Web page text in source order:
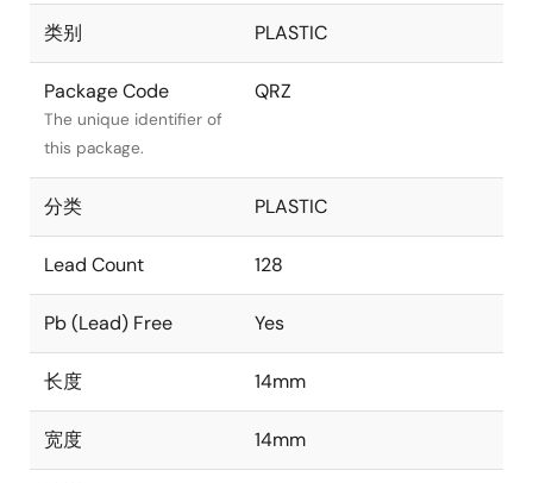
类别 PLASTIC
Package Code
The unique identifier of
this package.
QRZ
分类 PLASTIC
Lead Count 128
Pb (Lead) Free Yes
长度 14mm
宽度 14mm